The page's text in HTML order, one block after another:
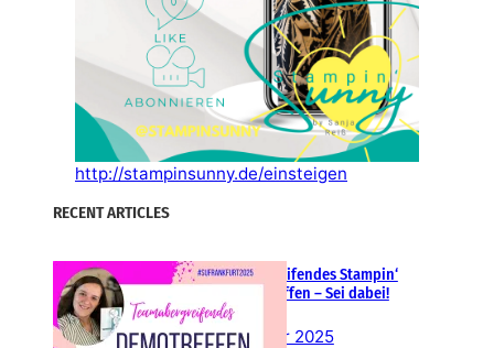
http://stampinsunny.de/einsteigen
RECENT ARTICLES
Teamübergreifendes Stampin‘
Up! Demotreffen – Sei dabei!
26. Februar 2025